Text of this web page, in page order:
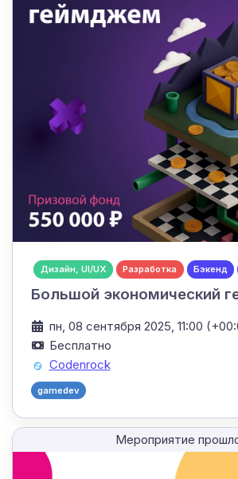
Дизайн, UI/UX Разработка Бэкенд
Большой экономический
пн, 08 сентября 2025, 11:00
Бесплатно
Codenrock
gamedev
Мероприятие